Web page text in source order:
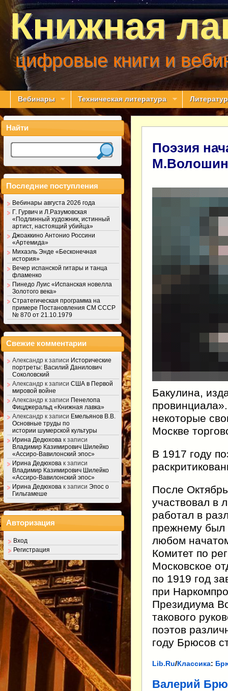
Книжная
цифровые книги и
Вебинары Техническая литература
Поэзия
М.Волошин
Бакулина,
некоторые
Москве
В 1917 году
После
участвовал в
работал в
прежнему был
любом
Комитет по
Московское
по 1919 год
при
Президиума
такового
поэтов
году Брюсов
Lib.Ru/Классика:
Валерий
Найти
Последние поступления
Вебинары августа 2026 года
Г. Гурвич и Л.Разумовская
«Подлинный художник, истинный
артист, настоящий убийца»
Джоаккино Антонио Россини
«Артемида»
Михаэль Энде «Бесконечная
история»
Вечер испанской гитары и танца
фламенко
Пинедо Луис «Испанская новелла
Золотого века»
Стратегическая программа на
примере Постановления СМ СССР
№ 870 от 21.10.1979
Свежие комментарии
Александр к записи Исторические
портреты: Василий Данилович
Соколовский
Александр к записи США в Первой
мировой войне
Александр к записи Пенелопа
Фицджеральд «Книжная лавка»
Александр к записи Емельянов В.В.
Основные труды по
истории шумерской культуры
Ирина Дедюхова к записи
Владимир Казимирович Шилейко
«Ассиро-Вавилонский эпос»
Ирина Дедюхова к записи
Владимир Казимирович Шилейко
«Ассиро-Вавилонский эпос»
Ирина Дедюхова к записи Эпос о
Гильгамеше
Авторизация
Вход
Регистрация